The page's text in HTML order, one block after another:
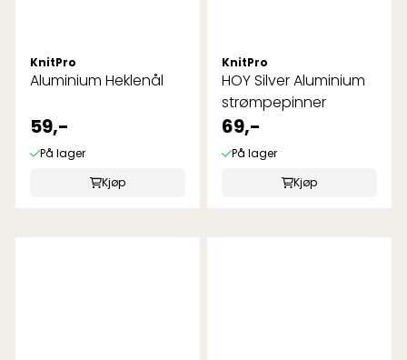
KnitPro
Aluminium Heklenål
59,-
På lager
Kjøp
KnitPro
HOY Silver Aluminium
strømpepinner
69,-
På lager
Kjøp